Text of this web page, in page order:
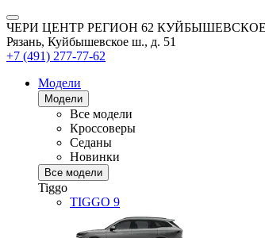
ЧЕРИ ЦЕНТР РЕГИОН 62 КУЙБЫШЕВСКОЕ
Рязань, Куйбышевское ш., д. 51
+7 (491) 277-77-62
Модели
Модели
Все модели
Кроссоверы
Седаны
Новинки
Все модели
Tiggo
TIGGO 9